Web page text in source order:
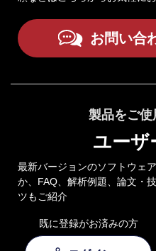
お問い合
製品をご
ユーザ
最新バージョンのソフトウェ
か、FAQ、解析例題、論文・
ツもご紹介
既に登録がお済みの方